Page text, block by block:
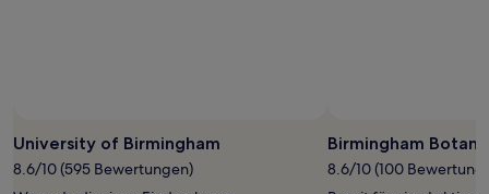
Es
können
zusätzliche
University of Birmingham
8.6/10 (595 Bewertungen)
Birmingham
8.6/10 (100